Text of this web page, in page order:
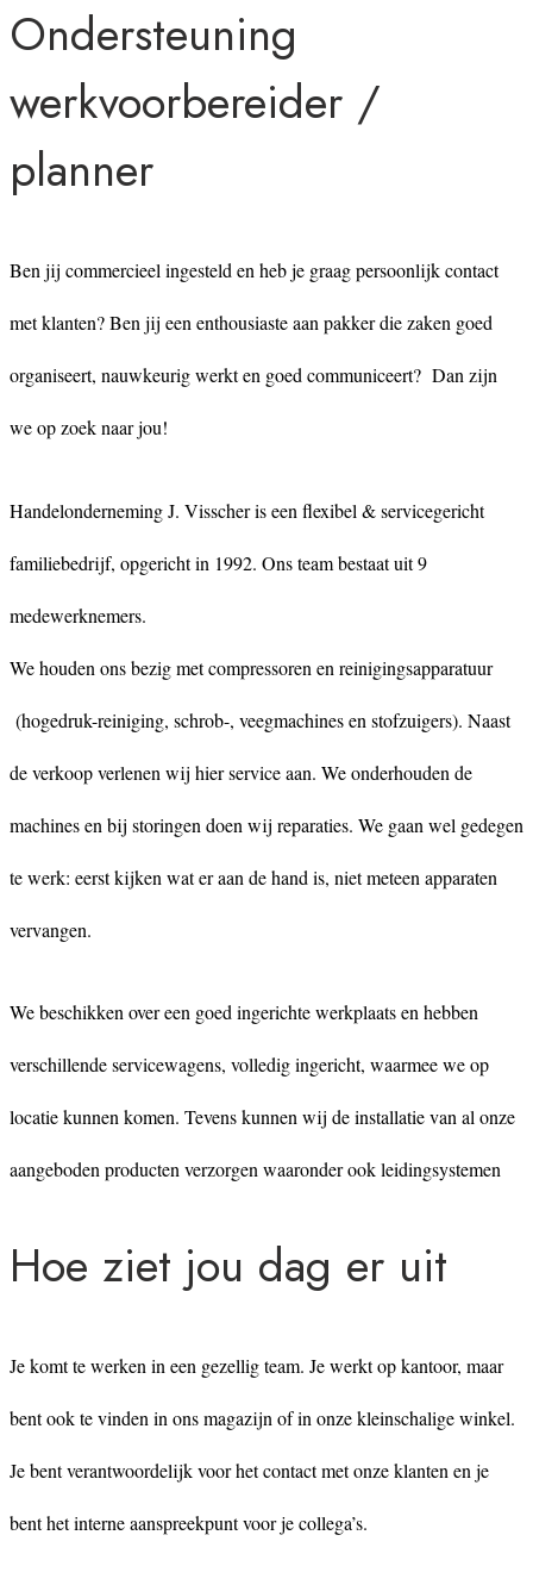
Ondersteuning
werkvoorbereider /
planner
Ben jij commercieel ingesteld en heb je graag persoonlijk contact
met klanten? Ben jij een enthousiaste aan pakker die zaken goed
organiseert, nauwkeurig werkt en goed communiceert? Dan zijn
we op zoek naar jou!
Handelonderneming J. Visscher is een flexibel & servicegericht
familiebedrijf, opgericht in 1992. Ons team bestaat uit 9
medewerknemers.
We houden ons bezig met compressoren en reinigingsapparatuur
(hogedruk-reiniging, schrob-, veegmachines en stofzuigers). Naast
de verkoop verlenen wij hier service aan. We onderhouden de
machines en bij storingen doen wij reparaties. We gaan wel gedegen
te werk: eerst kijken wat er aan de hand is, niet meteen apparaten
vervangen.
We beschikken over een goed ingerichte werkplaats en hebben
verschillende servicewagens, volledig ingericht, waarmee we op
locatie kunnen komen. Tevens kunnen wij de installatie van al onze
aangeboden producten verzorgen waaronder ook leidingsystemen
Hoe ziet jou dag er uit
Je komt te werken in een gezellig team. Je werkt op kantoor, maar
bent ook te vinden in ons magazijn of in onze kleinschalige winkel.
Je bent verantwoordelijk voor het contact met onze klanten en je
bent het interne aanspreekpunt voor je collega’s.